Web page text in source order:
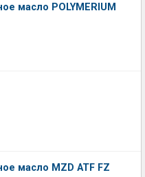
масло POLYMERIUM
масло MZD ATF FZ